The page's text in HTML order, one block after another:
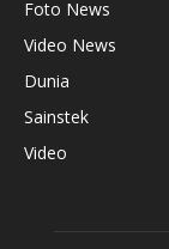
Foto News
Video News
Dunia
Sainstek
Video